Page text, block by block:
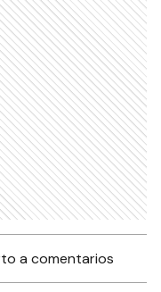
a comentarios